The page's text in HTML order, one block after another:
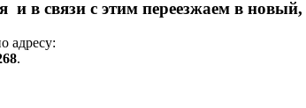
и в связи с этим переезжаем в новый,
адресу:
.